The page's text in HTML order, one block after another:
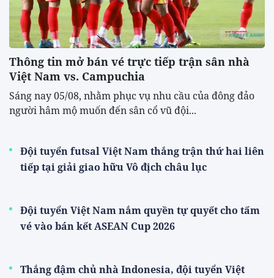
Thông tin mở bán vé trực tiếp trận sân nhà
Việt Nam vs. Campuchia
Sáng nay 05/08, nhằm phục vụ nhu cầu của đông đảo
người hâm mộ muốn đến sân cổ vũ đội...
Đội tuyển futsal Việt Nam thắng trận thứ hai liên
tiếp tại giải giao hữu Vô địch châu lục
Đội tuyển Việt Nam nắm quyền tự quyết cho tấm
vé vào bán kết ASEAN Cup 2026
Thắng đậm chủ nhà Indonesia, đội tuyển Việt